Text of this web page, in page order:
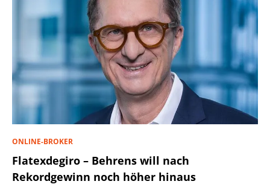
ONLINE-BROKER
Flatexdegiro – Behrens will nach
Rekordgewinn noch höher hinaus